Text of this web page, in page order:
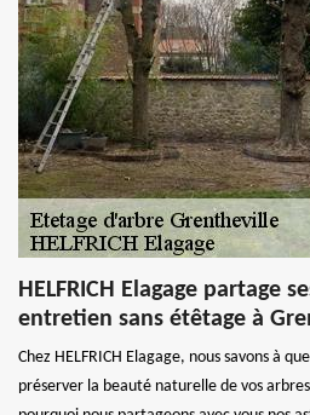
HELFRICH Elagage partage
entretien sans étêtage à
Chez HELFRICH Elagage, nous savons à
préserver la beauté naturelle de vos